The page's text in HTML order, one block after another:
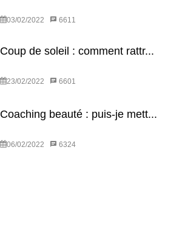
03/02/2022 6611
Coup de soleil : comment rattr...
23/02/2022 6601
Coaching beauté : puis-je mett...
06/02/2022 6324